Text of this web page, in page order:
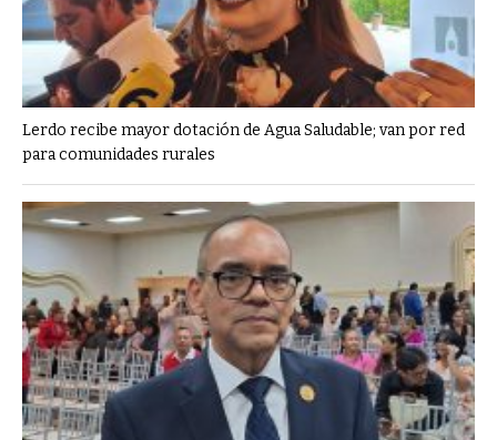
Lerdo recibe mayor dotación de Agua Saludable; van por red
para comunidades rurales